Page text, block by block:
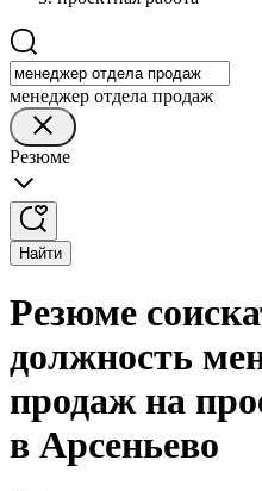
менеджер отдела продаж
Резюме
Найти
Резюме
должность
продаж на
в Арсеньево